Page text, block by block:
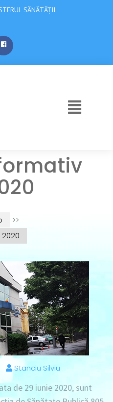
SĂNĂTĂȚII
>>
Stanciu Silviu
de 29 iunie 2020, sunt